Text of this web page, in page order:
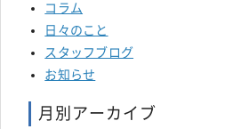
コラム
日々のこと
スタッフブログ
お知らせ
月別アーカイブ